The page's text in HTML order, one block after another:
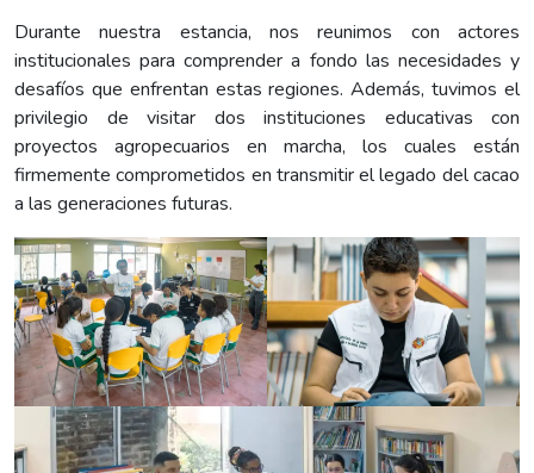
Durante nuestra estancia, nos reunimos con actores
institucionales para comprender a fondo las necesidades y
desafíos que enfrentan estas regiones. Además, tuvimos el
privilegio de visitar dos instituciones educativas con
proyectos agropecuarios en marcha, los cuales están
firmemente comprometidos en transmitir el legado del cacao
a las generaciones futuras.